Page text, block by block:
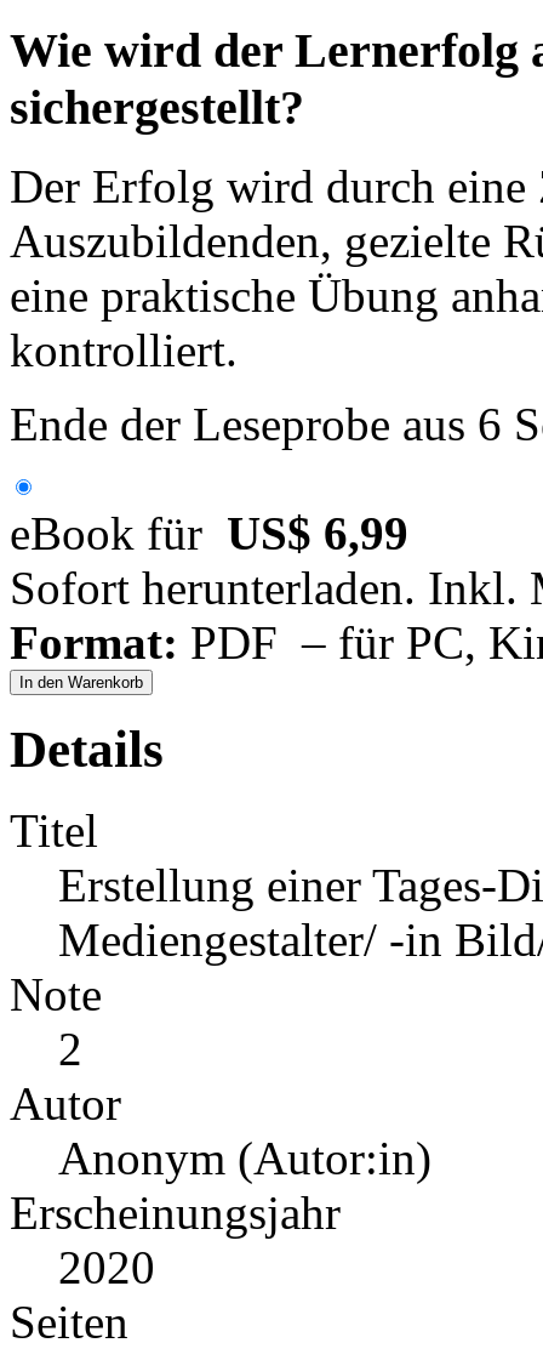
Wie wird der Lernerfolg
sichergestellt?
Der Erfolg wird durch eine
Auszubildenden, gezielte
eine praktische Übung
kontrolliert.
Ende der Leseprobe aus 6
eBook für US$ 6,99
Sofort herunterladen. Inkl.
Format: PDF – für PC,
In den Warenkorb
Details
Titel
Erstellung einer Tages-
Mediengestalter/ -in
Note
2
Autor
Anonym (Autor:in)
Erscheinungsjahr
2020
Seiten